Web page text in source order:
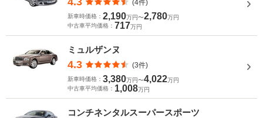
(4件)
新車時価格： 2,190万円〜2,780万円
中古車平均価格： 717万円
ミュルザンヌ
4.3 (3件)
新車時価格： 3,380万円〜4,022万円
中古車平均価格： 1,008万円
コンチネンタルスーパースポーツ